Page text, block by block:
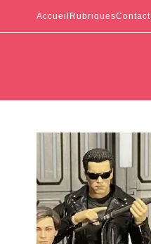
Accueil RubriquesContact